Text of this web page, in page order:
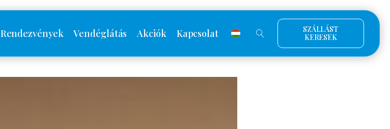
Rendezvények Vendéglátás Akciók Kapcsolat
SZÁLLÁST
KERESEK